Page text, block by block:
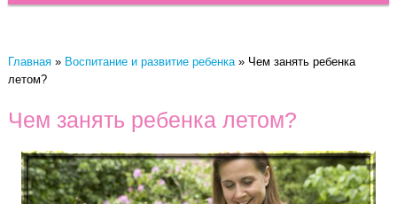
Главная» Воспитание и развитие ребенка» Чем занять ребенка
летом?
Чем занять ребенка летом?